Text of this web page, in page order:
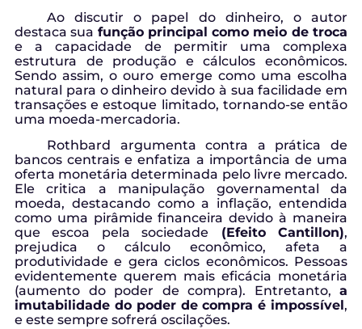
Ao discutir o papel do dinheiro, o autor
destaca sua função principal como meio de troca
e a capacidade de permitir uma complexa
estrutura de produção e cálculos econômicos.
Sendo assim, o ouro emerge como uma escolha
natural para o dinheiro devido à sua facilidade em
transações e estoque limitado, tornando-se então
uma moeda-mercadoria.
Rothbard argumenta contra a prática de
bancos centrais e enfatiza a importância de uma
oferta monetária determinada pelo livre mercado.
Ele critica a manipulação governamental da
moeda, destacando como a inflação, entendida
como uma pirâmide financeira devido à maneira
que escoa pela sociedade (Efeito Cantillon),
prejudica o cálculo econômico, afeta a
produtividade e gera ciclos econômicos. Pessoas
evidentemente querem mais eficácia monetária
(aumento do poder de compra). Entretanto, a
imutabilidade do poder de compra é impossível,
e este sempre sofrerá oscilações.